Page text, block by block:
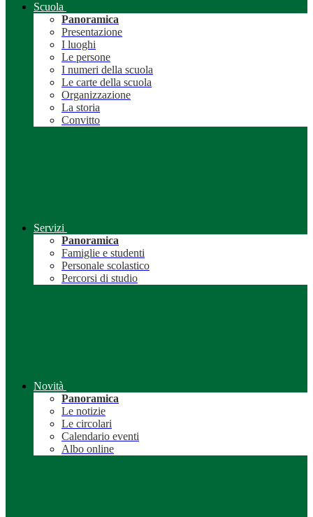
Scuola
Panoramica
Presentazione
I luoghi
Le persone
I numeri della scuola
Le carte della scuola
Organizzazione
La storia
Convitto
Servizi
Panoramica
Famiglie e studenti
Personale scolastico
Percorsi di studio
Novità
Panoramica
Le notizie
Le circolari
Calendario eventi
Albo online